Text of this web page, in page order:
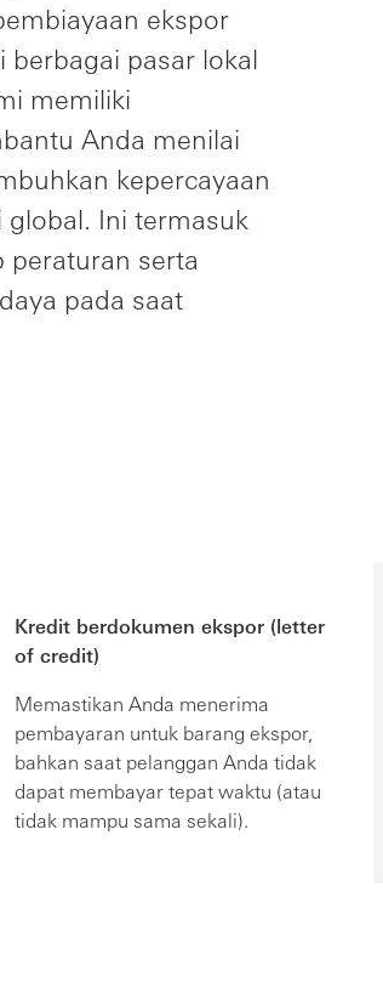
ekspor
berbagai pasar lokal
memiliki
Anda menilai
kepercayaan
Ini termasuk
serta
pada saat
Kredit berdokumen ekspor (letter
of credit)
Memastikan Anda menerima
pembayaran untuk barang ekspor,
bahkan saat pelanggan Anda tidak
dapat membayar tepat waktu (atau
tidak mampu sama sekali).